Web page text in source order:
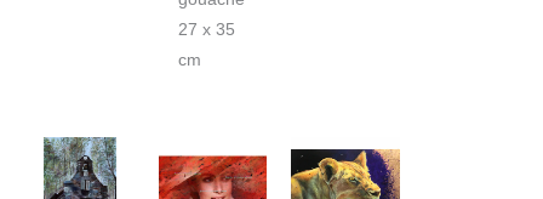
27 x 35
cm